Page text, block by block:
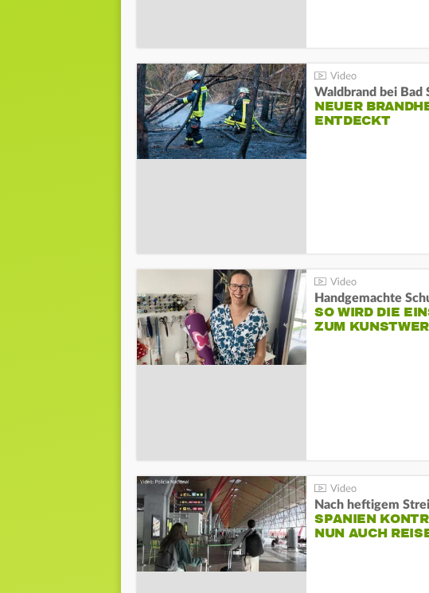
Waldbrand bei Bad
NEUER
ENTDECKT
Handgemachte
SO WIRD DIE
ZUM
Nach heftigem
SPANIEN
NUN AUCH